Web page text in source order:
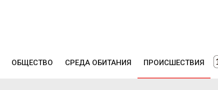
ОБЩЕСТВО СРЕДА ОБИТАНИЯ ПРОИСШЕСТВИЯ